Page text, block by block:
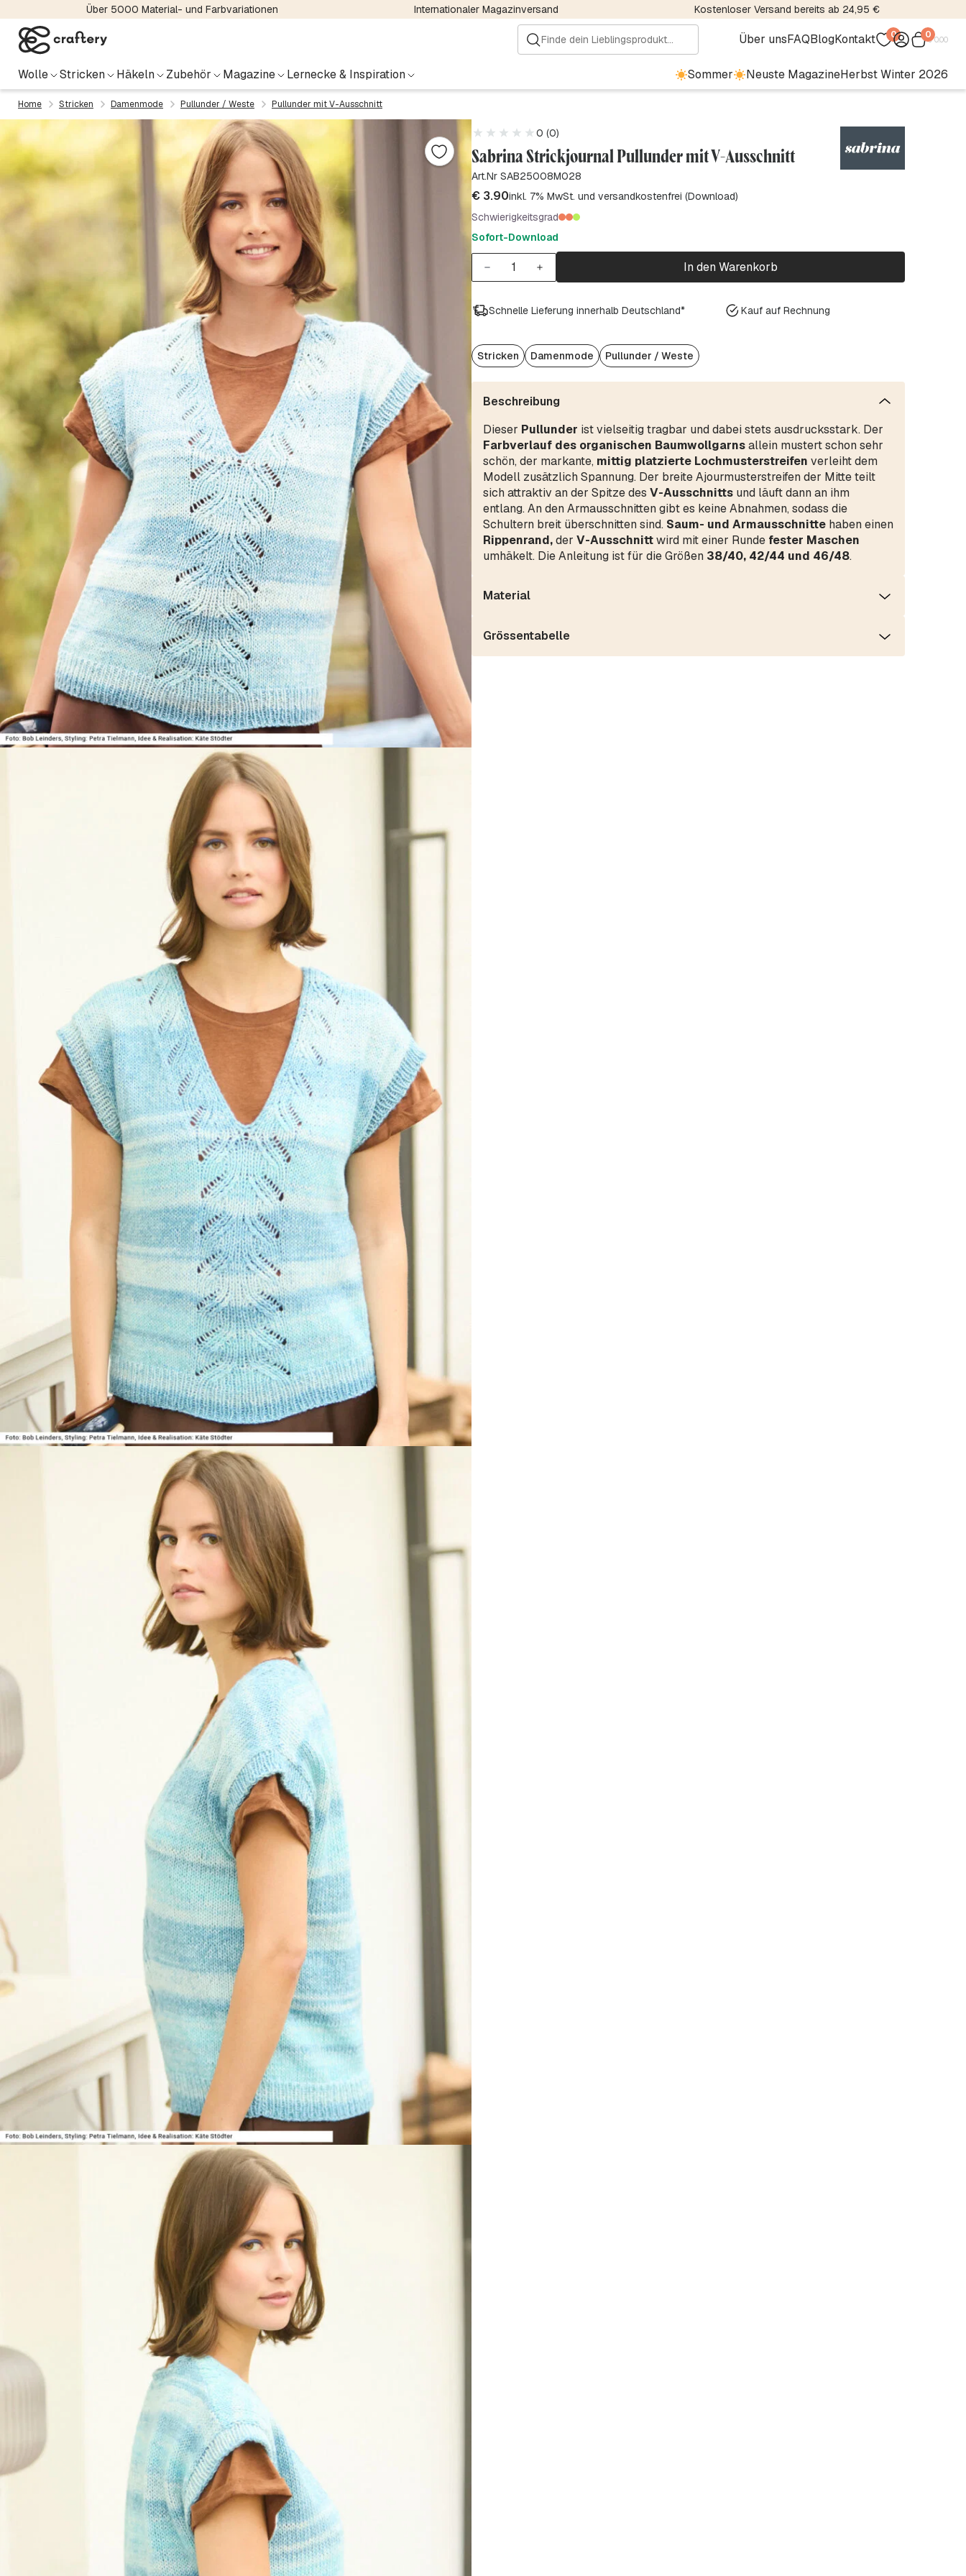
Über 5000 Material- und Farbvariationen Internationaler Magazinversand Kostenloser Versand bereits ab 24,95 €
Über unsFAQBlogKontakt 0 0€0.00
Wolle Stricken Häkeln Zubehör Magazine Lernecke & Inspiration Sommer Neuste MagazineHerbst Winter 2026
Home Stricken Damenmode Pullunder / Weste Pullunder mit V-Ausschnitt
0 (0)
Sabrina Strickjournal Pullunder mit V-Ausschnitt
Art.Nr SAB25008M028
€3.90inkl. 7% MwSt. und versandkostenfrei (Download)
Schwierigkeitsgrad
Sofort-Download
In den Warenkorb
Schnelle Lieferung innerhalb Deutschland* Kauf auf Rechnung
Stricken Damenmode Pullunder / Weste
Beschreibung
Dieser Pullunder ist vielseitig tragbar und dabei stets ausdrucksstark. Der
Farbverlauf des organischen Baumwollgarnsallein mustert schon sehr
schön, der markante, mittig platzierte Lochmusterstreifen verleiht dem
Modell zusätzlich Spannung. Der breite Ajourmusterstreifen der Mitte teilt
sich attraktiv an der Spitze des V-Ausschnittsund läuft dann an ihm
entlang. An den Armausschnitten gibt es keine Abnahmen, sodass die
Schultern breit überschnitten sind.Saum- und Armausschnittehaben einen
Rippenrand,der V-Ausschnittwird mit einer Rundefester Maschen
umhäkelt. Die Anleitung ist für die Größen 38/40, 42/44 und 46/48.
Material
Grössentabelle